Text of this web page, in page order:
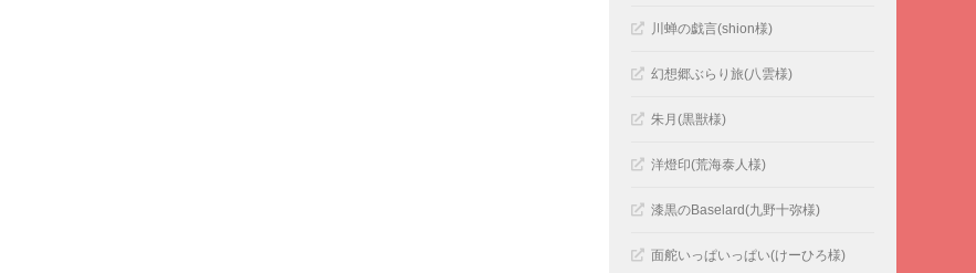
川蝉の戯言(shion様)
幻想郷ぶらり旅(八雲様)
朱月(黒獣様)
洋燈印(荒海泰人様)
漆黒のBaselard(九野十弥様)
面舵いっぱいっぱい(けーひろ様)